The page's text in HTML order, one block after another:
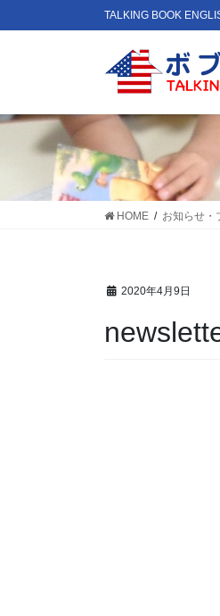
ン
に
ビ
ョ
動
TALKING BOOK
HOME お知らせ・
2020年4月9日